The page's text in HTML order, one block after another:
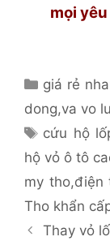
mọi
Danh
mục
giá rẻ
dong,va vo
Thẻ
cứu hộ
hộ vỏ ô tô
my tho,điện
Tho khẩn
Thay vỏ